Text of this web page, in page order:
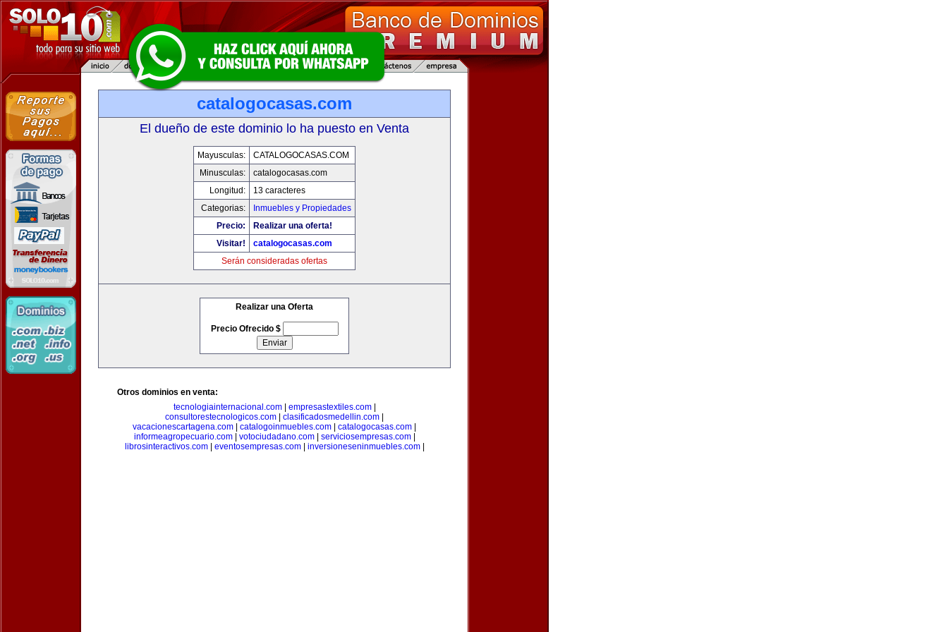
catalogocasas.com
El dueño de este dominio lo ha puesto en Venta
Mayusculas:
CATALOGOCASAS.COM
Minusculas:
catalogocasas.com
Longitud:
13 caracteres
Categorias:
Inmuebles y Propiedades
Precio:
Realizar una oferta!
Visitar!
catalogocasas.com
Serán consideradas ofertas
Realizar una Oferta
Precio Ofrecido $
Otros dominios en venta:
tecnologiainternacional.com| empresastextiles.com|
consultorestecnologicos.com
clasificadosmedellin.com
vacacionescartagena.com
catalogoinmuebles.com catalogocasas.com
informeagropecuario.com| votociudadano.com| serviciosempresas.com|
librosinteractivos.com| eventosempresas.com| inversioneseninmuebles.com|